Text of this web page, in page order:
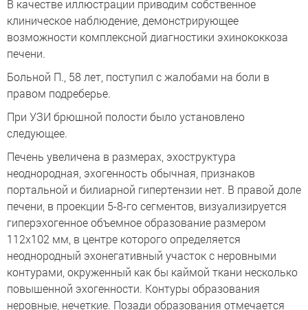
В качестве иллюстрации приводим собственное
клиническое наблюдение, демонстрирующее
возможности комплексной диагностики эхинококкоза
печени.
Больной П., 58 лет, поступил с жалобами на боли в
правом подреберье.
При УЗИ брюшной полости было установлено
следующее.
Печень увеличена в размерах, эхоструктура
неоднородная, эхогенность обычная, признаков
портальной и билиарной гипертензии нет. В правой доле
печени, в проекции 5-8-го сегментов, визуализируется
гиперэхогенное объемное образование размером
112x102 мм, в центре которого определяется
неоднородный эхонегативный участок с неровными
контурами, окруженный как бы каймой ткани несколько
повышенной эхогенности. Контуры образования
неровные, нечеткие. Позади образования отмечается